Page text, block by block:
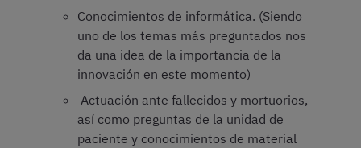
Conocimientos de informática. (Siendo
uno de los temas más preguntados nos
da una idea de la importancia de la
innovación en este momento)
Actuación ante fallecidos y mortuorios,
así como preguntas de la unidad de
paciente y conocimientos de material